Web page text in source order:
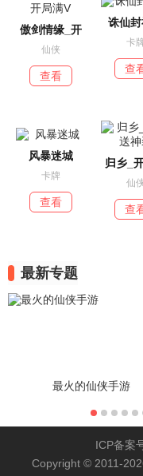
傲剑情缘_开
仙侠
查看
诛仙
卡
查
风暴迷城
卡牌
查看
归乡_
仙
查
最新专题
最火的仙侠手游
ICP备案
Copyright © 2011-